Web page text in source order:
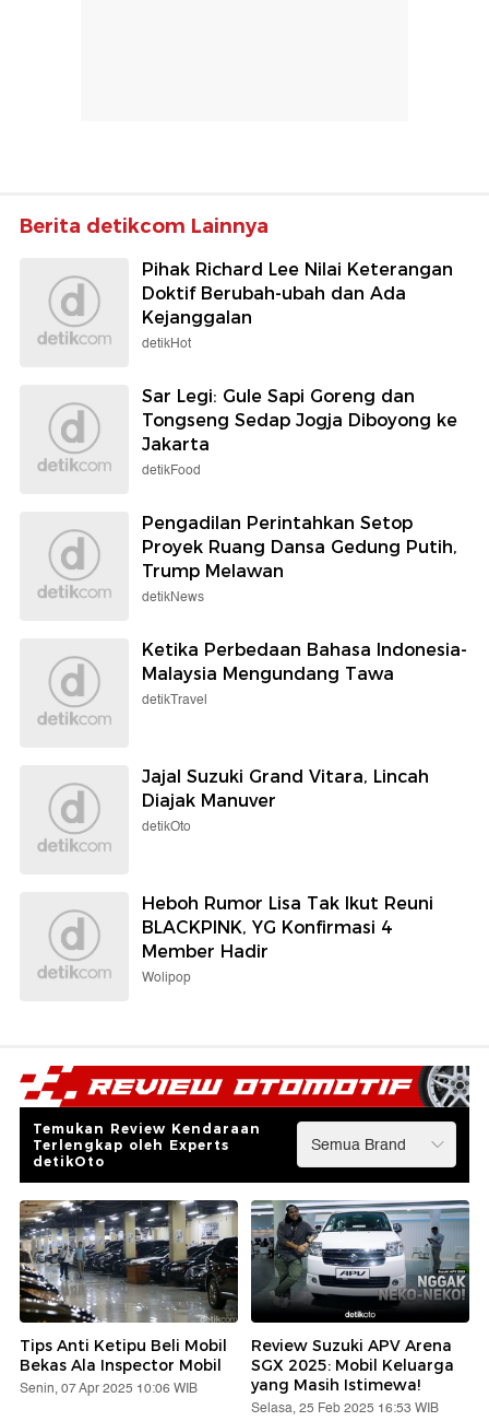
Berita detikcom Lainnya
Pihak Richard Lee Nilai Keterangan
Doktif Berubah-ubah dan Ada
Kejanggalan
detikHot
Sar Legi: Gule Sapi Goreng dan
Tongseng Sedap Jogja Diboyong ke
Jakarta
detikFood
Pengadilan Perintahkan Setop
Proyek Ruang Dansa Gedung Putih,
Trump Melawan
detikNews
Ketika Perbedaan Bahasa Indonesia-
Malaysia Mengundang Tawa
detikTravel
Jajal Suzuki Grand Vitara, Lincah
Diajak Manuver
detikOto
Heboh Rumor Lisa Tak Ikut Reuni
BLACKPINK, YG Konfirmasi 4
Member Hadir
Wolipop
Temukan Review Kendaraan
Terlengkap oleh Experts
detikOto
Tips Anti Ketipu Beli Mobil
Bekas Ala Inspector Mobil
Senin, 07 Apr 2025 10:06 WIB
Review Suzuki APV Arena
SGX 2025: Mobil Keluarga
yang Masih Istimewa!
Selasa, 25 Feb 2025 16:53 WIB